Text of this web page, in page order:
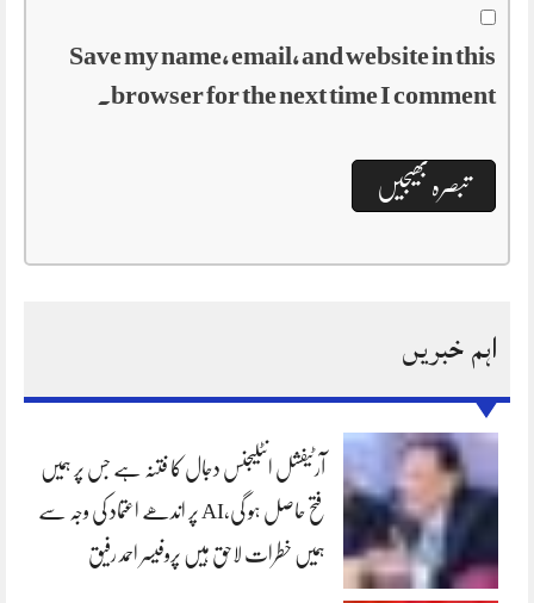
Save my name, email, and website in this
browser for the next time I comment.
اہم خبریں
آرٹیفشل انٹلیجنس دجال کا فتنہ ہے جس پر ہمیں
فتح حاصل ہو گی،AI پر اندھے اعتماد کی وجہ سے
ہمیں خطرات لاحق ہیں پروفیسر احمد رفیق